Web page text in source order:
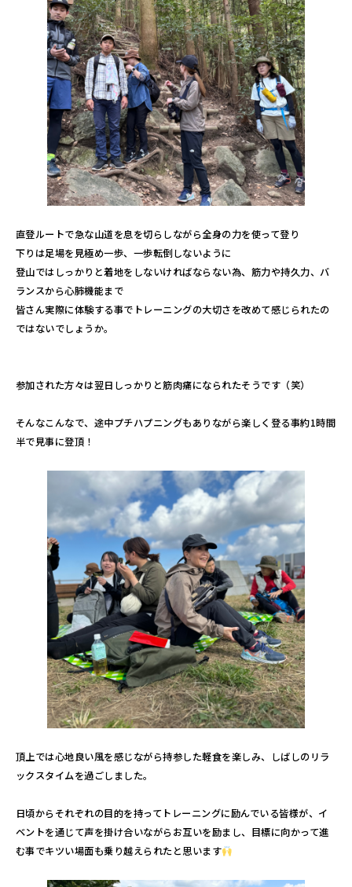
直登ルートで急な山道を息を切らしながら全身の力を使って登り
下りは足場を見極め一歩、一歩転倒しないように
登山ではしっかりと着地をしないければならない為、筋力や持久力、バ
ランスから心肺機能まで
皆さん実際に体験する事でトレーニングの大切さを改めて感じられたの
ではないでしょうか。
参加された方々は翌日しっかりと筋肉痛になられたそうです（笑）
そんなこんなで、途中プチハプニングもありながら楽しく登る事約1時間
半で見事に登頂！
頂上では心地良い風を感じながら持参した軽食を楽しみ、しばしのリラ
ックスタイムを過ごしました。
日頃からそれぞれの目的を持ってトレーニングに励んでいる皆様が、イ
ベントを通じて声を掛け合いながらお互いを励まし、目標に向かって進
む事でキツい場面も乗り越えられたと思います